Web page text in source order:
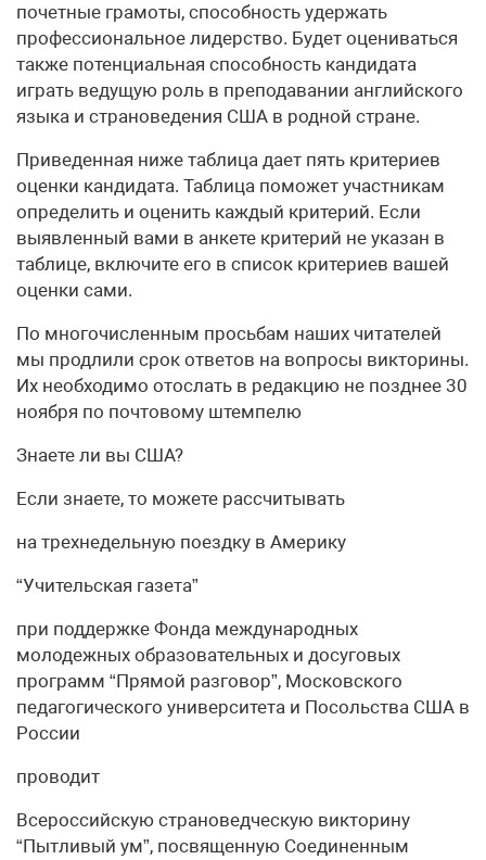
почетные грамоты, способность удержать
профессиональное лидерство. Будет оцениваться
также потенциальная способность кандидата
играть ведущую роль в преподавании английского
языка и страноведения США в родной стране.
Приведенная ниже таблица дает пять критериев
оценки кандидата. Таблица поможет участникам
определить и оценить каждый критерий. Если
выявленный вами в анкете критерий не указан в
таблице, включите его в список критериев вашей
оценки сами.
По многочисленным просьбам наших читателей
мы продлили срок ответов на вопросы викторины.
Их необходимо отослать в редакцию не позднее 30
ноября по почтовому штемпелю
Знаете ли вы США?
Если знаете, то можете рассчитывать
на трехнедельную поездку в Америку
“Учительская газета”
при поддержке Фонда международных
молодежных образовательных и досуговых
программ “Прямой разговор”, Московского
педагогического университета и Посольства США в
России
проводит
Всероссийскую страноведческую викторину
“Пытливый ум”, посвященную Соединенным